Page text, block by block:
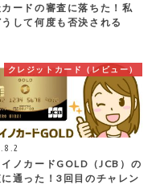
ードの審査に落ちた！私
して何度も否決される
クレジットカード（レビュー）
イノカードGOLD（JCB）の
通った！3回目のチャレン